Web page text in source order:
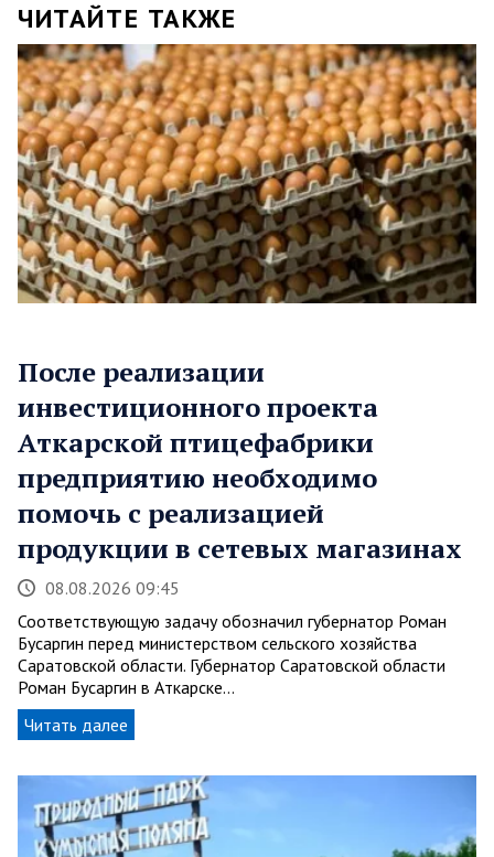
ЧИТАЙТЕ ТАКЖЕ
После реализации
инвестиционного проекта
Аткарской птицефабрики
предприятию необходимо
помочь с реализацией
продукции в сетевых магазинах
08.08.2026 09:45
Соответствующую задачу обозначил губернатор Роман
Бусаргин перед министерством сельского хозяйства
Саратовской области. Губернатор Саратовской области
Роман Бусаргин в Аткарске…
Читать далее